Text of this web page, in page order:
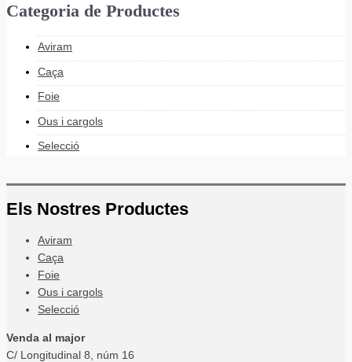
Categoria de Productes
Aviram
Caça
Foie
Ous i cargols
Selecció
Els Nostres Productes
Aviram
Caça
Foie
Ous i cargols
Selecció
Venda al major
C/ Longitudinal 8, núm 16